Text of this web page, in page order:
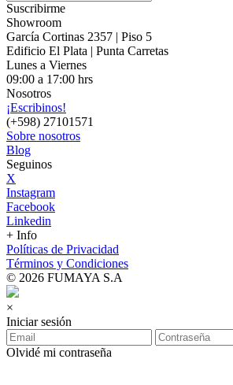
Suscribirme
Showroom
García Cortinas 2357 | Piso 5
Edificio El Plata | Punta Carretas
Lunes a Viernes
09:00 a 17:00 hrs
Nosotros
¡Escribinos!
(+598) 27101571
Sobre nosotros
Blog
Seguinos
X
Instagram
Facebook
Linkedin
+ Info
Políticas de Privacidad
Términos y Condiciones
© 2026 FUMAYA S.A
×
Iniciar sesión
Olvidé mi contraseña